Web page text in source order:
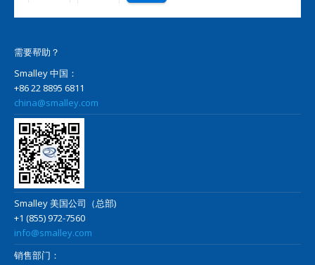
需要帮助？
Smalley 中国：
+86 22 8895 6811
china@smalley.com
Smalley 美国公司（总部)
+1 (855) 972-7560
info@smalley.com
销售部门：